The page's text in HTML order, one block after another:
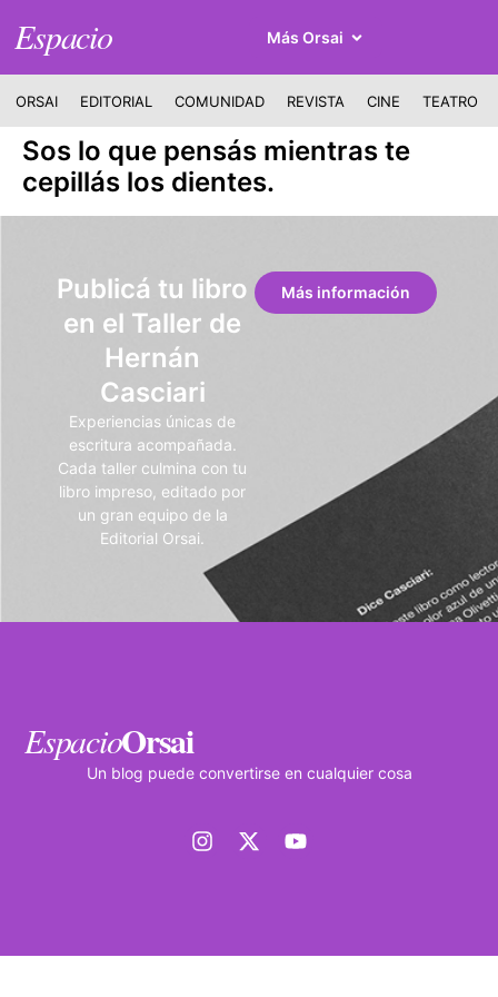
Espacio Más Orsai
ORSAI EDITORIAL COMUNIDAD REVISTA CINE TEATRO
Sos lo que pensás mientras te
cepillás los dientes.
Publicá tu libro
en el Taller de
Hernán
Casciari
Experiencias únicas de
escritura acompañada.
Cada taller culmina con tu
libro impreso, editado por
un gran equipo de la
Editorial Orsai.
Más información
EspacioOrsai
Un blog puede convertirse en cualquier cosa